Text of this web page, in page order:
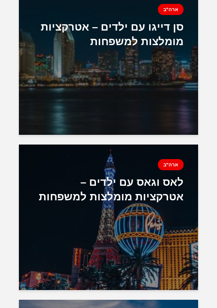
ארה"ב
סן דייגו עם ילדים – אטרקציות
מומלצות למשפחות
ארה"ב
לאס וגאס עם ילדים –
אטרקציות מומלצות למשפחות